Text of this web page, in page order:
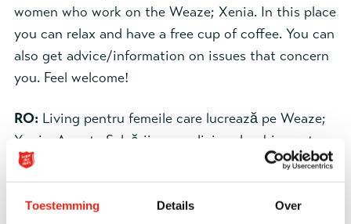
Toestemming Details Over
women who work on the Weaze; Xenia. In this place
you can relax and have a free cup of coffee. You can
also get advice/information on issues that concern
you. Feel welcome!
RO: Living pentru femeile care lucrează pe Weaze;
Xenia. Armata Salvării are un living deschis pentru
acele femei care lucrează în Weaze. În acest loc vă
puteţi relaxa şi au o gratuit ceaşcă de cafea. De
asemenea, puteţi obţine sfaturi/informatii pe